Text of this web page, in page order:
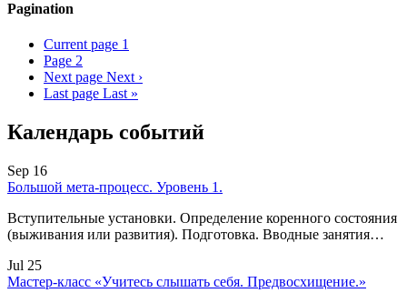
Pagination
Current page 1
Page 2
Next page Next ›
Last page Last »
Календарь событий
Sep 16
Большой мета-процесс. Уровень 1.
Вступительные установки. Определение коренного состояния
(выживания или развития). Подготовка. Вводные занятия…
Jul 25
Мастер-класс «Учитесь слышать себя. Предвосхищение.»